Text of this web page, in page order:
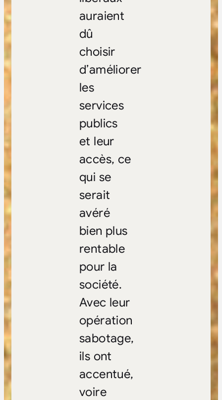
auraient
dû
choisir
d’améliorer
les
services
publics
et leur
accès, ce
qui se
serait
avéré
bien plus
rentable
pour la
société.
Avec leur
opération
sabotage,
ils ont
accentué,
voire